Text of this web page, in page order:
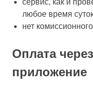
любое время
нет
Оплата
приложение